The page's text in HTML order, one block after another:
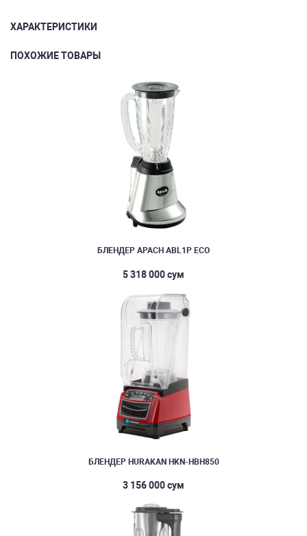
ХАРАКТЕРИСТИКИ
ПОХОЖИЕ ТОВАРЫ
БЛЕНДЕР APACH ABL1P ECO
5 318 000 сум
БЛЕНДЕР HURAKAN HKN-HBH850
3 156 000 сум